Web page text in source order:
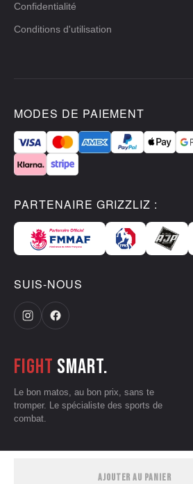
AJOUTER AU PANIER
Confidentialité
Conditions d'utilisation
MODES DE PAIEMENT
PARTENAIRE GRIZZLIZ :
SUIS-NOUS
Fight smart.
Le bon matos, au bon prix, sans te
tromper. Le spécialiste des sports de
combat.
Mentions légales•Données personnelles